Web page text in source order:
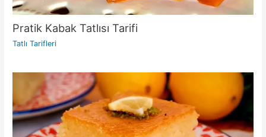
Pratik Kabak Tatlısı Tarifi
Tatlı Tarifleri